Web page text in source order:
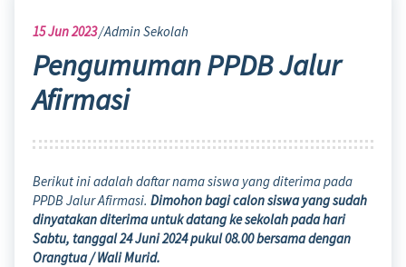
15Jun 2023 Admin Sekolah
Pengumuman PPDB Jalur
Afirmasi
Berikut ini adalah daftar nama siswa yang diterima pada
PPDB Jalur Afirmasi. Dimohon bagi calon siswa yang sudah
dinyatakan diterima untuk datang ke sekolah pada hari
Sabtu, tanggal 24 Juni 2024 pukul 08.00 bersama dengan
Orangtua / Wali Murid.